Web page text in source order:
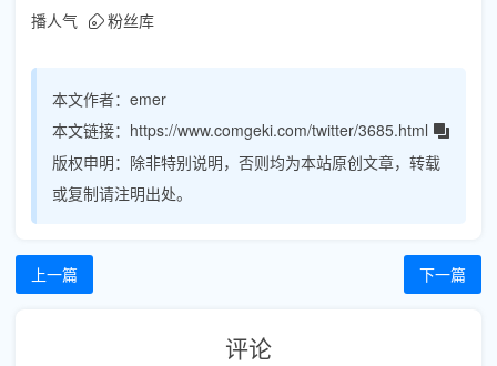
播人气
粉丝库
本文作者： emer
本文链接： https://www.comgeki.com/twitter/3685.html
版权申明： 除非特别说明，否则均为本站原创文章，转载
或复制请注明出处。
上一篇 下一篇
评论